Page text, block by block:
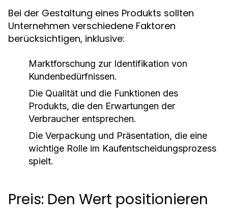
Bei der Gestaltung eines Produkts sollten
Unternehmen verschiedene Faktoren
berücksichtigen, inklusive:
Marktforschung zur Identifikation von
Kundenbedürfnissen.
Die Qualität und die Funktionen des
Produkts, die den Erwartungen der
Verbraucher entsprechen.
Die Verpackung und Präsentation, die eine
wichtige Rolle im Kaufentscheidungsprozess
spielt.
Preis: Den Wert positionieren